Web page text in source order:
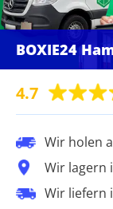
BOXIE24
4.7
Wir holen
Wir lagern
Wir liefern